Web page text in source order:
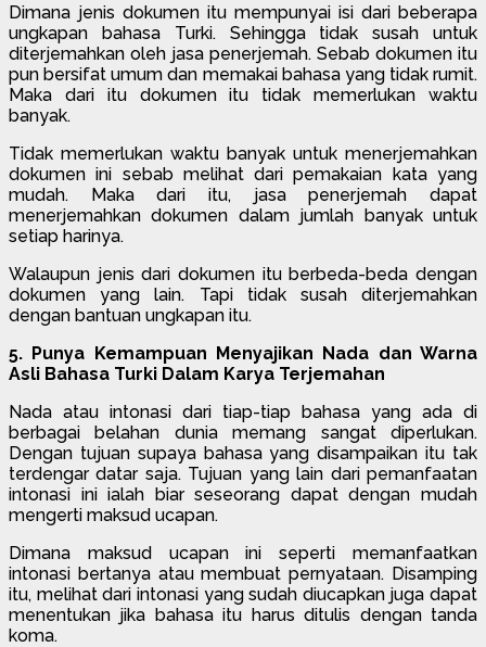
Dimana jenis dokumen itu mempunyai isi dari beberapa
ungkapan bahasa Turki. Sehingga tidak susah untuk
diterjemahkan oleh jasa penerjemah. Sebab dokumen itu
pun bersifat umum dan memakai bahasa yang tidak rumit.
Maka dari itu dokumen itu tidak memerlukan waktu
banyak.
Tidak memerlukan waktu banyak untuk menerjemahkan
dokumen ini sebab melihat dari pemakaian kata yang
mudah. Maka dari itu, jasa penerjemah dapat
menerjemahkan dokumen dalam jumlah banyak untuk
setiap harinya.
Walaupun jenis dari dokumen itu berbeda-beda dengan
dokumen yang lain. Tapi tidak susah diterjemahkan
dengan bantuan ungkapan itu.
5. Punya Kemampuan Menyajikan Nada dan Warna
Asli Bahasa Turki Dalam Karya Terjemahan
Nada atau intonasi dari tiap-tiap bahasa yang ada di
berbagai belahan dunia memang sangat diperlukan.
Dengan tujuan supaya bahasa yang disampaikan itu tak
terdengar datar saja. Tujuan yang lain dari pemanfaatan
intonasi ini ialah biar seseorang dapat dengan mudah
mengerti maksud ucapan.
Dimana maksud ucapan ini seperti memanfaatkan
intonasi bertanya atau membuat pernyataan. Disamping
itu, melihat dari intonasi yang sudah diucapkan juga dapat
menentukan jika bahasa itu harus ditulis dengan tanda
koma.